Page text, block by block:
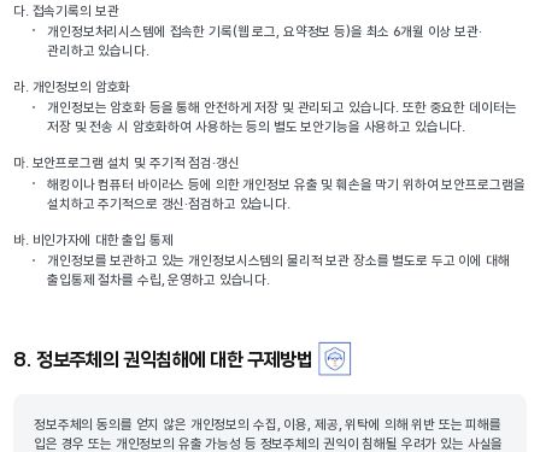
다. 접속기록의 보관
개인정보처리시스템에 접속한 기록(웹 로그, 요약정보 등)을 최소 6개월 이상 보관·
관리하고 있습니다.
라. 개인정보의 암호화
개인정보는 암호화 등을 통해 안전하게 저장 및 관리되고 있습니다. 또한 중요한 데이터는
저장 및 전송 시 암호화하여 사용하는 등의 별도 보안기능을 사용하고 있습니다.
마. 보안프로그램 설치 및 주기적 점검·갱신
해킹이나 컴퓨터 바이러스 등에 의한 개인정보 유출 및 훼손을 막기 위하여 보안프로그램을
설치하고 주기적으로 갱신·점검하고 있습니다.
바. 비인가자에 대한 출입 통제
개인정보를 보관하고 있는 개인정보시스템의 물리적 보관 장소를 별도로 두고 이에 대해
출입통제 절차를 수립, 운영하고 있습니다.
8. 정보주체의 권익침해에 대한 구제방법
정보주체의 동의를 얻지 않은 개인정보의 수집, 이용, 제공, 위탁에 의해 위반 또는 피해를
입은 경우 또는 개인정보의 유출 가능성 등 정보주체의 권익이 침해될 우려가 있는 사실을